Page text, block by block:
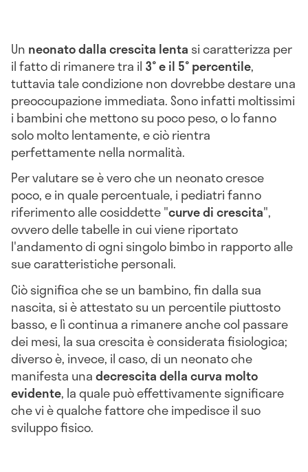
Un neonato dalla crescita lenta si caratterizza per
il fatto di rimanere tra il 3° e il 5° percentile,
tuttavia tale condizione non dovrebbe destare una
preoccupazione immediata. Sono infatti moltissimi
i bambini che mettono su poco peso, o lo fanno
solo molto lentamente, e ciò rientra
perfettamente nella normalità.
Per valutare se è vero che un neonato cresce
poco, e in quale percentuale, i pediatri fanno
riferimento alle cosiddette "curve di crescita",
ovvero delle tabelle in cui viene riportato
l'andamento di ogni singolo bimbo in rapporto alle
sue caratteristiche personali.
Ciò significa che se un bambino, fin dalla sua
nascita, si è attestato su un percentile piuttosto
basso, e lì continua a rimanere anche col passare
dei mesi, la sua crescita è considerata fisiologica;
diverso è, invece, il caso, di un neonato che
manifesta unadecrescita della curva molto
evidente, la quale può effettivamente significare
che vi è qualche fattore che impedisce il suo
sviluppo fisico.